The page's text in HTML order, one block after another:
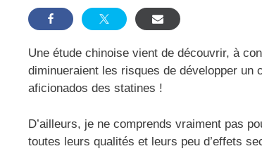
Une étude chinoise vient de découvrir, à
diminueraient les risques de développer
aficionados des statines !
D’ailleurs, je ne comprends vraiment pas
toutes leurs qualités et leurs peu d’effets